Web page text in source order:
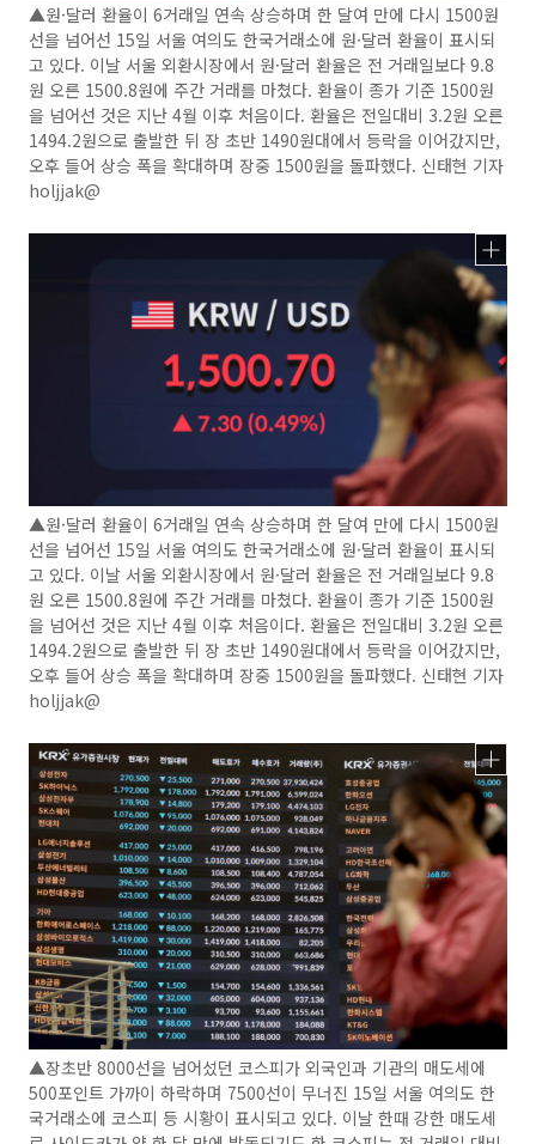
▲원·달러 환율이 6거래일 연속 상승하며 한 달여 만에 다시 1500원
선을 넘어선 15일 서울 여의도 한국거래소에 원·달러 환율이 표시되
고 있다. 이날 서울 외환시장에서 원·달러 환율은 전 거래일보다 9.8
원 오른 1500.8원에 주간 거래를 마쳤다. 환율이 종가 기준 1500원
을 넘어선 것은 지난 4월 이후 처음이다. 환율은 전일대비 3.2원 오른
1494.2원으로 출발한 뒤 장 초반 1490원대에서 등락을 이어갔지만,
오후 들어 상승 폭을 확대하며 장중 1500원을 돌파했다. 신태현 기자
holjjak@
▲원·달러 환율이 6거래일 연속 상승하며 한 달여 만에 다시 1500원
선을 넘어선 15일 서울 여의도 한국거래소에 원·달러 환율이 표시되
고 있다. 이날 서울 외환시장에서 원·달러 환율은 전 거래일보다 9.8
원 오른 1500.8원에 주간 거래를 마쳤다. 환율이 종가 기준 1500원
을 넘어선 것은 지난 4월 이후 처음이다. 환율은 전일대비 3.2원 오른
1494.2원으로 출발한 뒤 장 초반 1490원대에서 등락을 이어갔지만,
오후 들어 상승 폭을 확대하며 장중 1500원을 돌파했다. 신태현 기자
holjjak@
▲장초반 8000선을 넘어섰던 코스피가 외국인과 기관의 매도세에
500포인트 가까이 하락하며 7500선이 무너진 15일 서울 여의도 한
국거래소에 코스피 등 시황이 표시되고 있다. 이날 한때 강한 매도세